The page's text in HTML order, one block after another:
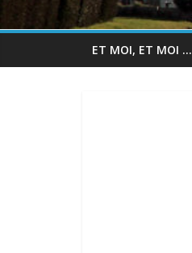
ET MOI, ET MOI …